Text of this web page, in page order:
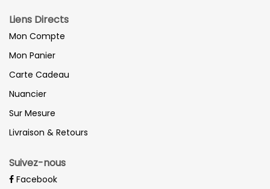
Liens Directs
Mon Compte
Mon Panier
Carte Cadeau
Nuancier
Sur Mesure
Livraison & Retours
Suivez-nous
Facebook